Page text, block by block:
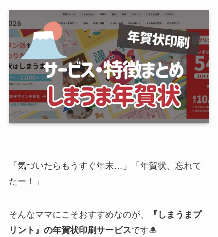
「気づいたらもうすぐ年末…」「年賀状、忘れて
たー！」
そんなママにこそおすすめなのが、
『しまうまプ
リント』の年賀状印刷サービスです🎍